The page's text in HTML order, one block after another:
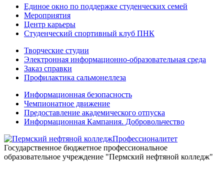
Единое окно по поддержке студенческих семей
Мероприятия
Центр карьеры
Студенческий спортивный клуб ПНК
Творческие студии
Электронная информационно-образовательная среда
Заказ справки
Профилактика сальмонеллеза
Информационная безопасность
Чемпионатное движение
Предоставление академического отпуска
Информационная Кампания. Добровольчество
Профессионалитет
Государственное бюджетное профессиональное
образовательное учреждение "Пермский нефтяной колледж"